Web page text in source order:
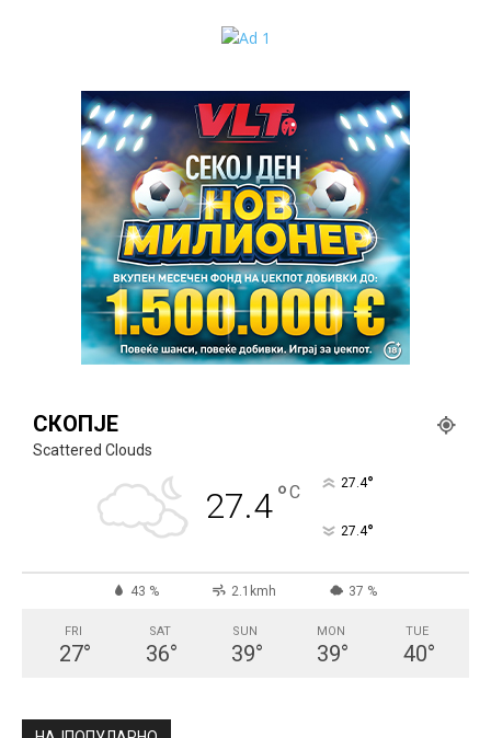
СКОПЈЕ
Scattered Clouds
27.4°C 27.4°
27.4°
43 % 2.1kmh 37 %
FRI
27°
SAT
36°
SUN
39°
MON
39°
TUE
40°